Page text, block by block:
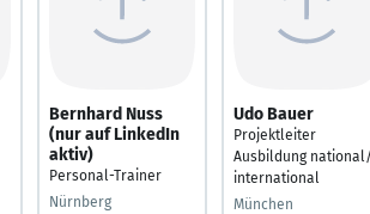
Bernhard Nuss
(nur auf LinkedIn
aktiv)
Personal-Trainer
Nürnberg
Udo Bauer
Projektleiter
Ausbildung
international
München